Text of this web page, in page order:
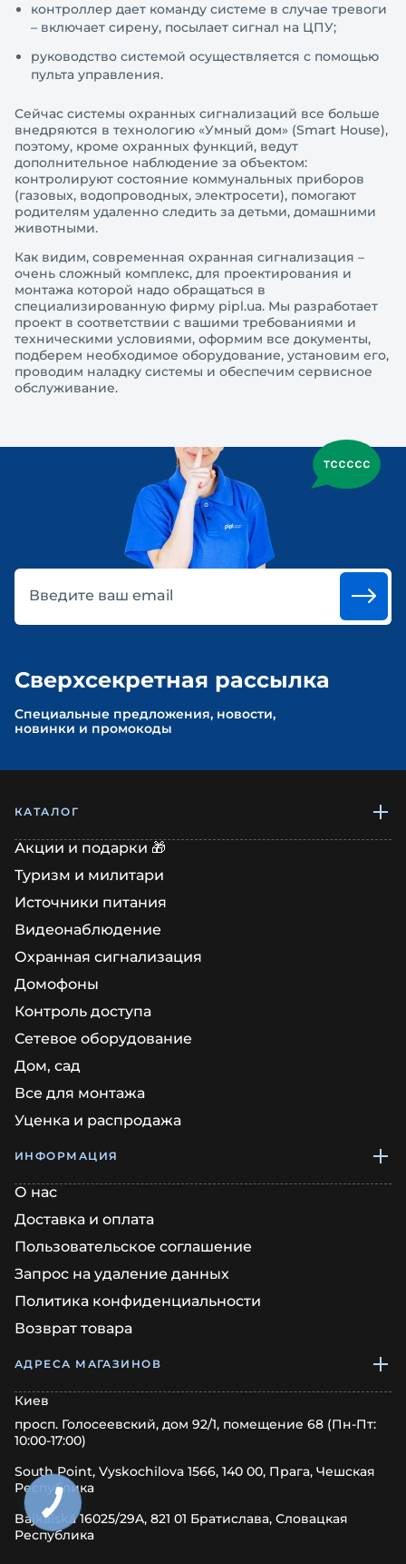
контроллер дает команду системе в случае тревоги
– включает сирену, посылает сигнал на ЦПУ;
руководство системой осуществляется с помощью
пульта управления.
Сейчас системы охранных сигнализаций все больше
внедряются в технологию «Умный дом» (Smart House),
поэтому, кроме охранных функций, ведут
дополнительное наблюдение за объектом:
контролируют состояние коммунальных приборов
(газовых, водопроводных, электросети), помогают
родителям удаленно следить за детьми, домашними
животными.
Как видим, современная охранная сигнализация –
очень сложный комплекс, для проектирования и
монтажа которой надо обращаться в
специализированную фирму pipl.ua. Мы разработает
проект в соответствии с вашими требованиями и
техническими условиями, оформим все документы,
подберем необходимое оборудование, установим его,
проводим наладку системы и обеспечим сервисное
обслуживание.
Введите ваш email
Сверхсекретная рассылка
Cпециальные предложения, новости,
новинки и промокоды
КАТАЛОГ
Акции и подарки 🎁
Туризм и милитари
Источники питания
Видеонаблюдение
Охранная сигнализация
Домофоны
Контроль доступа
Сетевое оборудование
Дом, сад
Все для монтажа
Уценка и распродажа
ИНФОРМАЦИЯ
О нас
Доставка и оплата
Пользовательское соглашение
Запрос на удаление данных
Политика конфиденциальности
Возврат товара
АДРЕСА МАГАЗИНОВ
Киев
просп. Голосеевский, дом 92/1, помещение 68 (Пн-Пт:
10:00-17:00)
South Point, Vyskochilova 1566, 140 00, Прага, Чешская
Республика
Bajkalská 16025/29A, 821 01 Братислава, Словацкая
Республика